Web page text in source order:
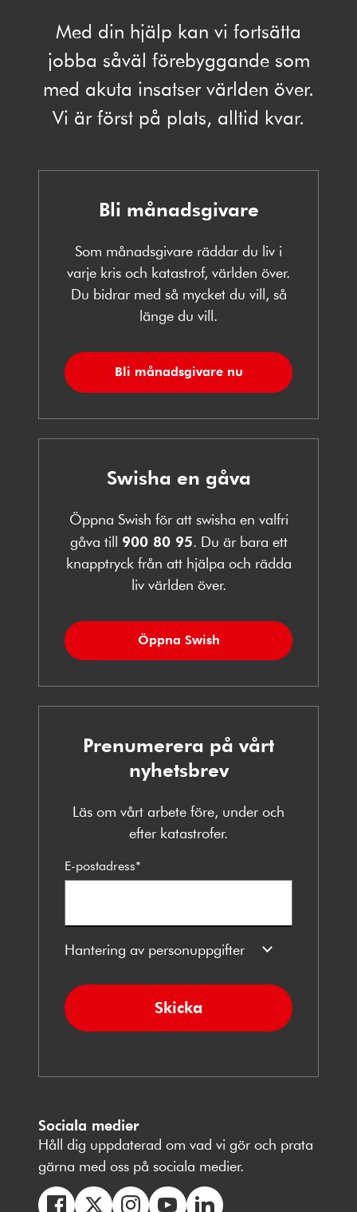
Med din hjälp kan vi fortsätta
jobba såväl förebyggande som
med akuta insatser världen över.
Vi är först på plats, alltid kvar.
Bli månadsgivare
Som månadsgivare räddar du liv i
varje kris och katastrof, världen över.
Du bidrar med så mycket du vill, så
länge du vill.
Bli månadsgivare nu
Swisha en gåva
Öppna Swish för att swisha en valfri
gåva till 900 80 95. Du är bara ett
knapptryck från att hjälpa och rädda
liv världen över.
Öppna Swish
Prenumerera på vårt
nyhetsbrev
Läs om vårt arbete före, under och
efter katastrofer.
E-postadress*
Hantering av personuppgifter
Skicka
Sociala medier
Håll dig uppdaterad om vad vi gör och prata
gärna med oss på sociala medier.